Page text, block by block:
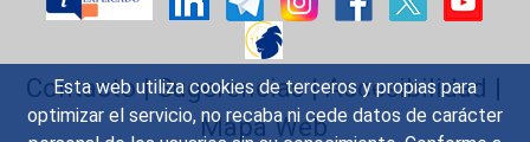
Esta web utiliza cookies de terceros y propias para
optimizar el servicio, no recaba ni cede datos de carácter
Contacto|Sugerencias|Accesibilidad |
Mapa Web